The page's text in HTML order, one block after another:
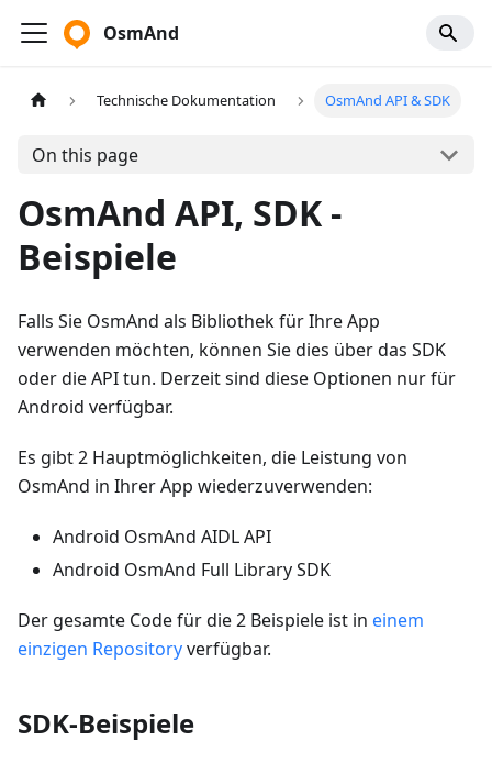
OsmAnd
Technische Dokumentation OsmAnd API & SDK
On this page
OsmAnd API, SDK -
Beispiele
Falls Sie OsmAnd als Bibliothek für Ihre App
verwenden möchten, können Sie dies über das SDK
oder die API tun. Derzeit sind diese Optionen nur für
Android verfügbar.
Es gibt 2 Hauptmöglichkeiten, die Leistung von
OsmAnd in Ihrer App wiederzuverwenden:
Android OsmAnd AIDL API
Android OsmAnd Full Library SDK
Der gesamte Code für die 2 Beispiele ist in einem
einzigen Repositoryverfügbar.
SDK-Beispiele